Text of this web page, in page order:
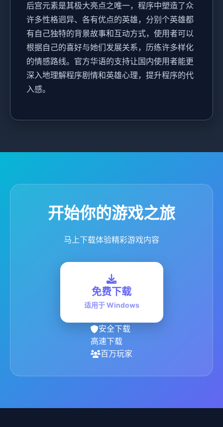
后宫元素是其极大亮点之唯一，程序中塑造了众
许多性格迥异、各有优点的英雄，分别个英雄都
有自己独特的背景故事和互动方式，使用者可以
根据自己的喜好与她们发展关系，历练许多样化
的情感路线。官方华语的支持让国内使用者能更
深入地理解程序剧情和英雄心理，提升程序的代
入感。
开始你的游戏之旅
马上下载体验精彩游戏内容
免费下载
适用于 Windows
安全下载
高速下载
百万玩家